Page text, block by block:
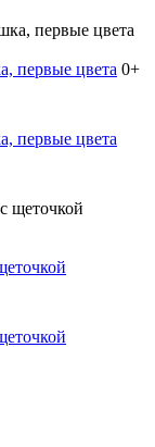
первые цвета 0+
первые цвета